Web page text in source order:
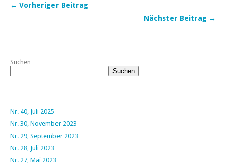
← Vorheriger Beitrag
Nächster Beitrag →
Suchen
Suchen
Nr. 40, Juli 2025
Nr. 30, November 2023
Nr. 29, September 2023
Nr. 28, Juli 2023
Nr. 27, Mai 2023